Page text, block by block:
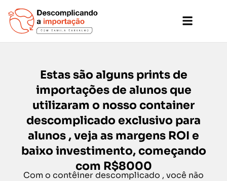
Estas são alguns prints de
importações de alunos que
utilizaram o nosso container
descomplicado exclusivo para
alunos , veja as margens ROI e
baixo investimento, começando
com R$8000
Com o contêiner descomplicado , você não